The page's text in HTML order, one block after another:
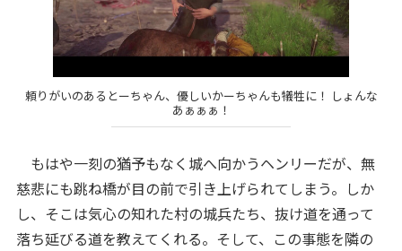
頼りがいのあるとーちゃん、優しいかーちゃんも犠牲に！ しょんな
あぁぁぁ！
もはや一刻の猶予もなく城へ向かうヘンリーだが、無
慈悲にも跳ね橋が目の前で引き上げられてしまう。しか
し、そこは気心の知れた村の城兵たち、抜け道を通って
落ち延びる道を教えてくれる。そして、この事態を隣の